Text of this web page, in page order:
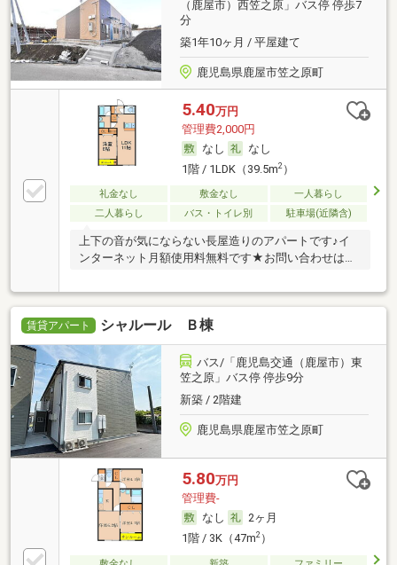
（鹿屋市）西笠之原」バス停 停歩7
分
築1年10ヶ月 / 平屋建て
鹿児島県鹿屋市笠之原町
5.40万円
管理費2,000円
なし
なし
1階 / 1LDK（39.5m2）
礼金なし 敷金なし
一人暮らし
二人暮らし
バス・トイレ別 駐車場(近隣含)
上下の音が気にならない長屋造りのアパートです♪イ
ンターネット月額使用料無料です★お問い合わせは、
賃貸アパート シャルール Ｂ棟
バス/「鹿児島交通（鹿屋市）東
笠之原」バス停 停歩9分
新築 / 2階建
鹿児島県鹿屋市笠之原町
5.80万円
管理費-
なし
2ヶ月
1階 / 3K（47m2）